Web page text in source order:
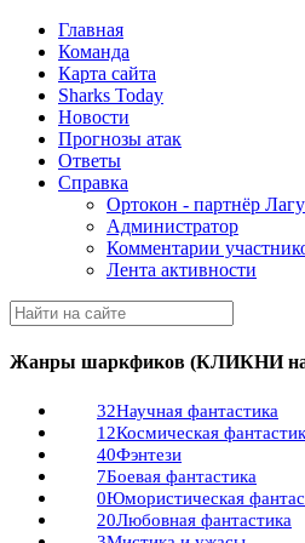
Главная
Команда
Карта сайта
Sharks Today
Новости
Прогнозы атак
Ответы
Справка
Ортокон - партнёр
Администратор
Комментарии
Лента активности
Жанры шаркфиков (КЛИКНИ на
32Научная фантастика
12Космическая
40Фэнтези
7Боевая фантастика
0Юмористическая
20Любовная фантастика